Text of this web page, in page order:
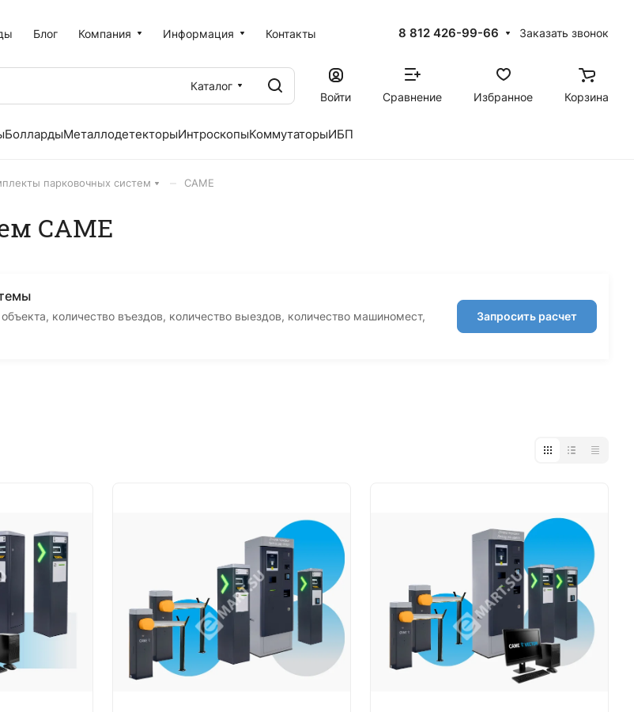
Блог Компания Информация Контакты 8 812 426-99-66 Заказать звонок
Каталог
Войти
Сравнение Избранное Корзина
БоллардыМеталлодетекторыИнтроскопыКоммутаторыИБП
парковочных систем CAME
CAME
количество въездов, количество выездов, количество машиномест,
Запросить расчет